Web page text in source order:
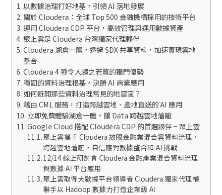
以數據治理打好地基，引領 AI 落地發展
關於 Cloudera：全球 Top 500 金融機構採用的技術平台
運用 Cloudera CDP 平台，高效管理與運用數據資產
聚上雲是 Cloudera 台灣獨家代理夥伴
Cloudera 湖倉一體，透過 SDX 共享資料，加速實現雲地
整合
Cloudera 4 種令人趨之若鶩的獨門優勢
穩固的資料治理根基，決勝 AI 商業應用
如何避開那些資料治理常見的地雷區？
藉由 CML 服務，打造跨越雲地、產地直送的 AI 應用
立即免費體驗湖倉一體，讓 Data 跨越雲地藩籬
Google Cloud 搭配 Cloudera CDP 的首選夥伴 − 聚上雲
聚上雲攜手 Cloudera 放眼金融業混合雲資料治理，
跨越雲地藩籬，自信應對數據整合和 AI 挑戰
12/14 線上研討會 Cloudera 金融產業混合資料治理
與數據 AI 平台應用
聚上雲取得大數據平台領導者 Cloudera 獨家代理權
聯手以 Hadoop 數據力打造企業級 AI